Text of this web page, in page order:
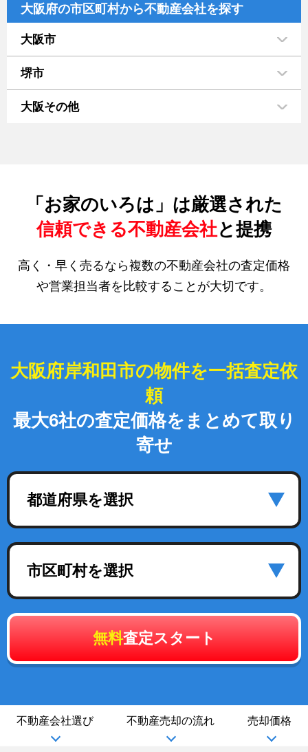
大阪府の市区町村から不動産会社を探す
大阪市
堺市
大阪その他
「お家のいろは」は厳選された
信頼できる不動産会社と提携
高く・早く売るなら複数の不動産会社の査定価格
や営業担当者を比較することが大切です。
大阪府岸和田市の物件を一括査定依
頼
最大6社の査定価格をまとめて取り
寄せ
都道府県を選択
市区町村を選択
無料査定スタート
不動産会社選び 不動産売却の流れ 売却価格